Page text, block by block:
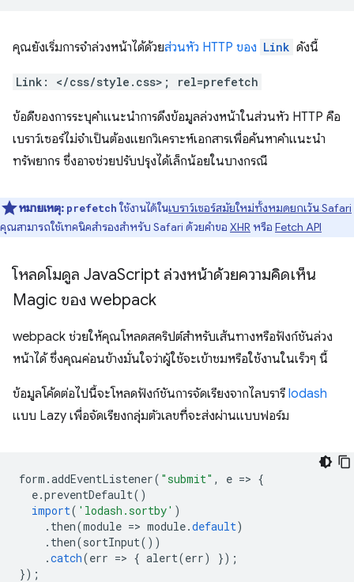
คุณยังเริ่มการจําล่วงหน้าได้ด้วยส่วนหัว HTTP ของ Link ดังนี้
Link: </css/style.css>; rel=prefetch
ข้อดีของการระบุคำแนะนำการดึงข้อมูลล่วงหน้าในส่วนหัว HTTP คือ
เบราว์เซอร์ไม่จําเป็นต้องแยกวิเคราะห์เอกสารเพื่อค้นหาคำแนะนำ
ทรัพยากร ซึ่งอาจช่วยปรับปรุงได้เล็กน้อยในบางกรณี
หมายเหตุ: prefetch ใช้งานได้ในเบราว์เซอร์สมัยใหม่ทั้งหมดยกเว้น Safari
คุณสามารถใช้เทคนิคสำรองสําหรับ Safari ด้วยคําขอ XHR หรือ Fetch API
โหลดโมดูล JavaScript ล่วงหน้าด้วยความคิดเห็น
Magic ของ webpack
webpack ช่วยให้คุณโหลดสคริปต์สำหรับเส้นทางหรือฟังก์ชันล่วง
หน้าได้ ซึ่งคุณค่อนข้างมั่นใจว่าผู้ใช้จะเข้าชมหรือใช้งานในเร็วๆ นี้
ข้อมูลโค้ดต่อไปนี้จะโหลดฟังก์ชันการจัดเรียงจากไลบรารี lodash
แบบ Lazy เพื่อจัดเรียงกลุ่มตัวเลขที่จะส่งผ่านแบบฟอร์ม
form .addEventListener( "submit" , e => {
e.preventDefault()
import( 'lodash.sortby' )
. then(module => module.default)
. then(sortInput())
.catch(err => { alert(err)
});
});